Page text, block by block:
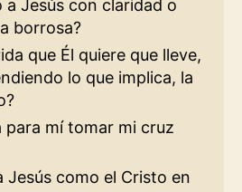
a Jesús con claridad o
borrosa?
que Él quiere que lleve,
lo que implica, la
para mí tomar mi cruz
Jesús como el Cristo en